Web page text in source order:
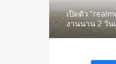
เปิดตัว
งานนาน 2 วัน